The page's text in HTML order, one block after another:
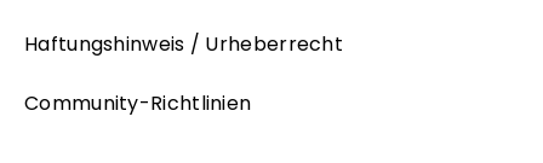
Haftungshinweis / Urheberrecht
Community-Richtlinien